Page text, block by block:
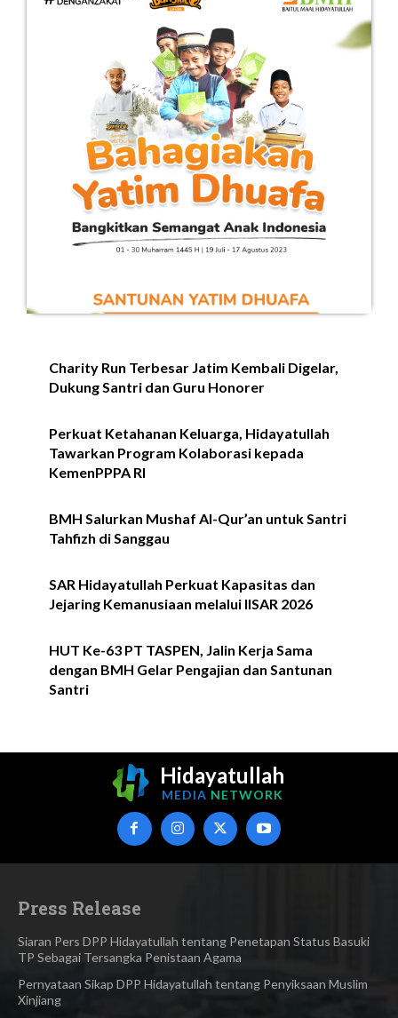
Charity Run Terbesar Jatim Kembali Digelar,
Dukung Santri dan Guru Honorer
Perkuat Ketahanan Keluarga, Hidayatullah
Tawarkan Program Kolaborasi kepada
KemenPPPA RI
BMH Salurkan Mushaf Al-Qur’an untuk Santri
Tahfizh di Sanggau
SAR Hidayatullah Perkuat Kapasitas dan
Jejaring Kemanusiaan melalui IISAR 2026
HUT Ke-63 PT TASPEN, Jalin Kerja Sama
dengan BMH Gelar Pengajian dan Santunan
Santri
Hidayatullah
MEDIA NETWORK
Press Release
Siaran Pers DPP Hidayatullah tentang Penetapan Status Basuki
TP Sebagai Tersangka Penistaan Agama​
Pernyataan Sikap DPP Hidayatullah tentang Penyiksaan Muslim
Xinjiang